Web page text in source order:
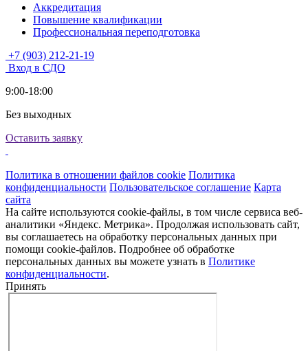
Аккредитация
Повышение квалификации
Профессиональная переподготовка
+7 (903) 212-21-19
Вход в СДО
9:00-18:00
Без выходных
Оставить заявку
Политика в отношении файлов cookie Политика
конфиденциальности Пользовательское соглашение Карта
сайта
На сайте используются cookie-файлы, в том числе сервиса веб-
аналитики «Яндекс. Метрика». Продолжая использовать сайт,
вы соглашаетесь на обработку персональных данных при
помощи cookie-файлов. Подробнее об обработке
персональных данных вы можете узнать в Политике
конфиденциальности.
Принять